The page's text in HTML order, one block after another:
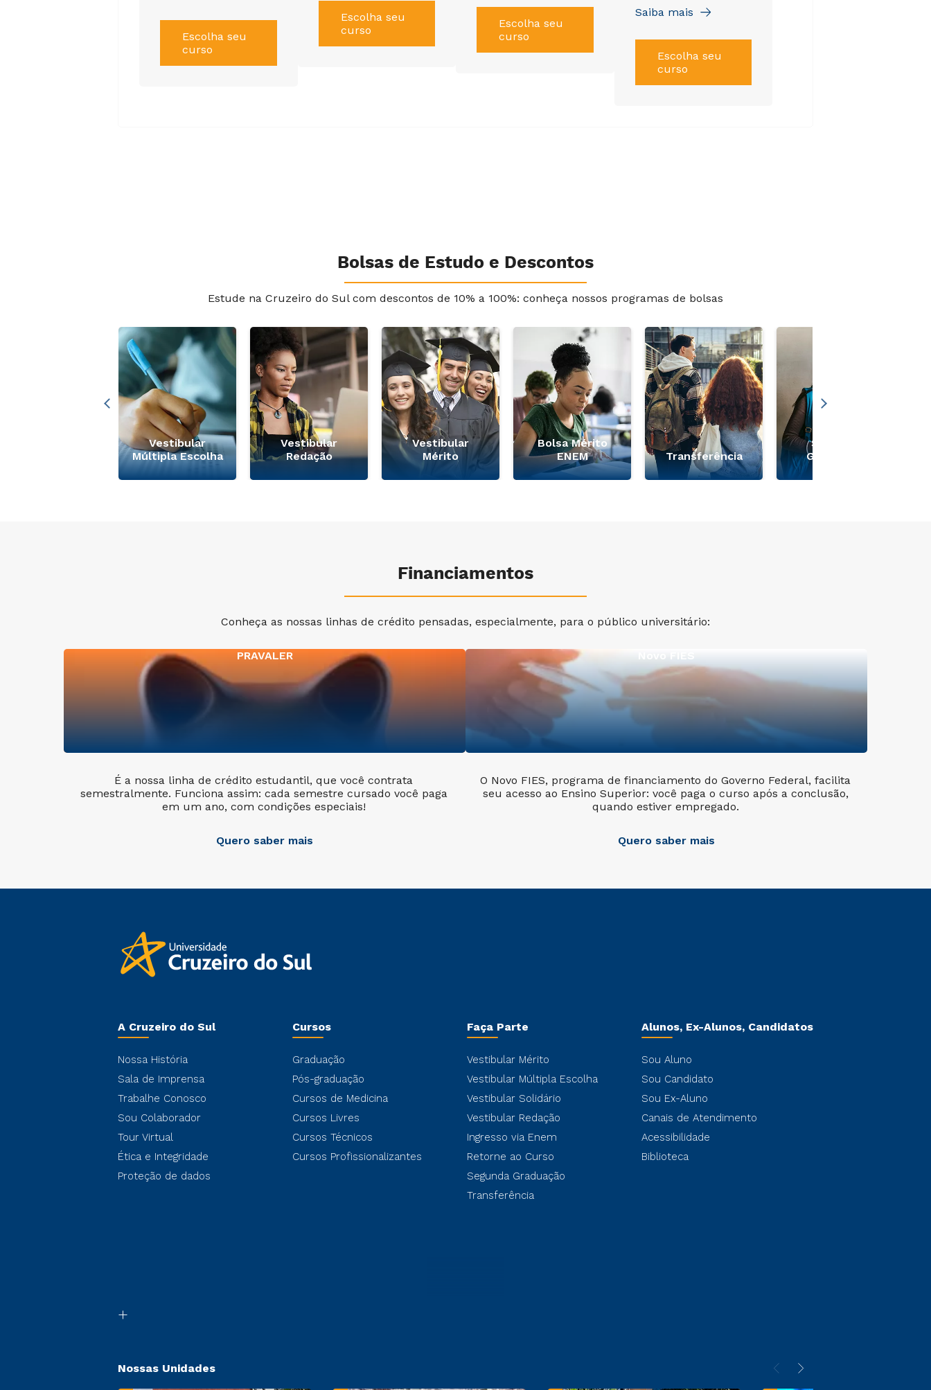
Escolha seu
curso
Escolha seu
curso
Escolha seu
curso
Saiba mais
Escolha seu
curso
Bolsas de Estudo e Descontos
Estude na Cruzeiro do Sul com descontos de 10% a 100%: conheça nossos programas de bolsas
Vestibular
Múltipla Escolha
Vestibular
Redação
Vestibular
Mérito
Bolsa Mérito
ENEM
Transferência
Segunda
Graduação
Financiamentos
Conheça as nossas linhas de crédito pensadas, especialmente, para o público universitário:
PRAVALER
É a nossa linha de crédito estudantil, que você contrata
semestralmente. Funciona assim: cada semestre cursado você paga
em um ano, com condições especiais!
Quero saber mais
Novo FIES
O Novo FIES, programa de financiamento do Governo Federal, facilita
seu acesso ao Ensino Superior: você paga o curso após a conclusão,
quando estiver empregado.
Quero saber mais
A Cruzeiro do Sul
Nossa História
Sala de Imprensa
Trabalhe Conosco
Sou Colaborador
Tour Virtual
Ética e Integridade
Proteção de dados
Cursos
Graduação
Pós-graduação
Cursos de Medicina
Cursos Livres
Cursos Técnicos
Cursos Profissionalizantes
Faça Parte
Vestibular Mérito
Vestibular Múltipla Escolha
Vestibular Solidário
Vestibular Redação
Ingresso via Enem
Retorne ao Curso
Segunda Graduação
Transferência
Alunos, Ex-Alunos, Candidatos
Sou Aluno
Sou Candidato
Sou Ex-Aluno
Canais de Atendimento
Acessibilidade
Biblioteca
Nossas Unidades